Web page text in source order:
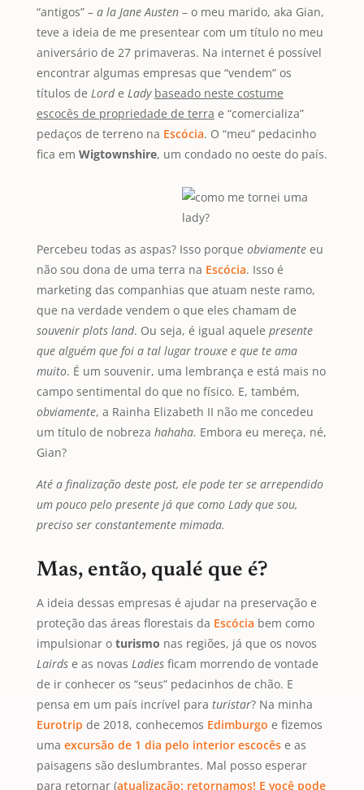
“antigos” – a la Jane Austen– o meu marido, aka Gian,
teve a ideia de me presentear com um título no meu
aniversário de 27 primaveras. Na internet é possível
encontrar algumas empresas que “vendem” os
títulos de Lorde Lady baseado neste costume
escocês de propriedade de terra e “comercializa”
pedaços de terreno na Escócia. O “meu” pedacinho
fica em Wigtownshire, um condado no oeste do país.
Percebeu todas as aspas? Isso porque obviamente eu
não sou dona de uma terra na Escócia. Isso é
marketing das companhias que atuam neste ramo,
que na verdade vendem o que eles chamam de
souvenir plots land. Ou seja, é igual aquele presente
que alguém que foi a tal lugar trouxe e que te ama
muito. É um souvenir, uma lembrança e está mais no
campo sentimental do que no físico. E, também,
obviamente, a Rainha Elizabeth II não me concedeu
um título de nobreza hahaha. Embora eu mereça, né,
Gian?
Até a finalização deste post, ele pode ter se arrependido
um pouco pelo presente já que como Lady que sou,
preciso ser constantemente mimada.
Mas, então, qualé que é?
A ideia dessas empresas é ajudar na preservação e
proteção das áreas florestais da Escócia bem como
impulsionar o turismo nas regiões, já que os novos
Lairdse as novas Ladies ficam morrendo de vontade
de ir conhecer os “seus” pedacinhos de chão. E
pensa em um país incrível para turistar? Na minha
Eurotrip de 2018, conhecemos Edimburgo e fizemos
uma excursão de 1 dia pelo interior escocêse as
paisagens são deslumbrantes. Mal posso esperar
para retornar (atualização: retornamos! E você pode